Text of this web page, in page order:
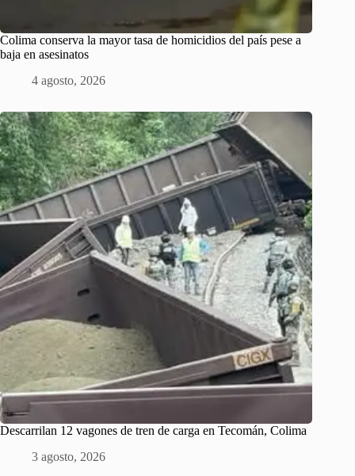
Colima conserva la mayor tasa de homicidios del país pese a
baja en asesinatos
4 agosto, 2026
Descarrilan 12 vagones de tren de carga en Tecomán, Colima
3 agosto, 2026